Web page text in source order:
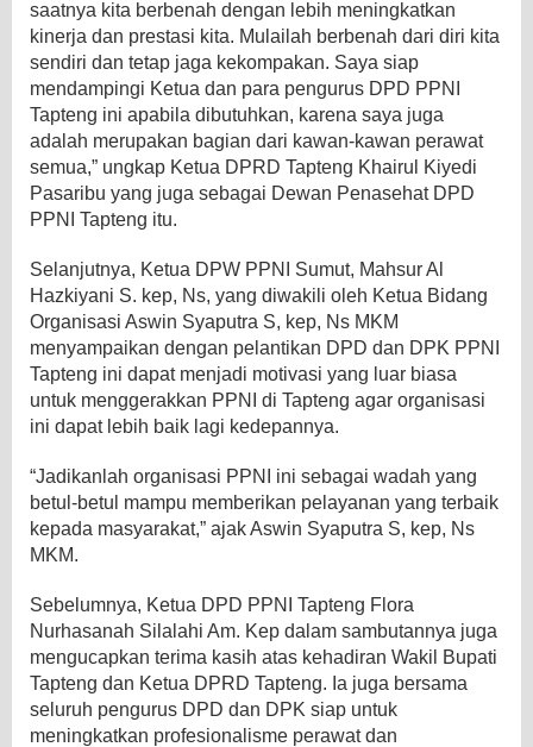
saatnya kita berbenah dengan lebih meningkatkan
kinerja dan prestasi kita. Mulailah berbenah dari diri kita
sendiri dan tetap jaga kekompakan. Saya siap
mendampingi Ketua dan para pengurus DPD PPNI
Tapteng ini apabila dibutuhkan, karena saya juga
adalah merupakan bagian dari kawan-kawan perawat
semua,” ungkap Ketua DPRD Tapteng Khairul Kiyedi
Pasaribu yang juga sebagai Dewan Penasehat DPD
PPNI Tapteng itu.
Selanjutnya, Ketua DPW PPNI Sumut, Mahsur Al
Hazkiyani S. kep, Ns, yang diwakili oleh Ketua Bidang
Organisasi Aswin Syaputra S, kep, Ns MKM
menyampaikan dengan pelantikan DPD dan DPK PPNI
Tapteng ini dapat menjadi motivasi yang luar biasa
untuk menggerakkan PPNI di Tapteng agar organisasi
ini dapat lebih baik lagi kedepannya.
“Jadikanlah organisasi PPNI ini sebagai wadah yang
betul-betul mampu memberikan pelayanan yang terbaik
kepada masyarakat,” ajak Aswin Syaputra S, kep, Ns
MKM.
Sebelumnya, Ketua DPD PPNI Tapteng Flora
Nurhasanah Silalahi Am. Kep dalam sambutannya juga
mengucapkan terima kasih atas kehadiran Wakil Bupati
Tapteng dan Ketua DPRD Tapteng. Ia juga bersama
seluruh pengurus DPD dan DPK siap untuk
meningkatkan profesionalisme perawat dan